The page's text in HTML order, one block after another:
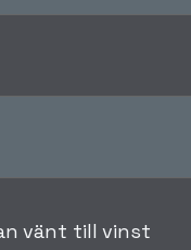
vänt till vinst